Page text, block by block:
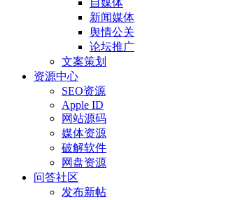
自媒体
新闻媒体
舆情公关
论坛推广
文案策划
资源中心
SEO资源
Apple ID
网站源码
媒体资源
破解软件
网盘资源
问答社区
发布新帖